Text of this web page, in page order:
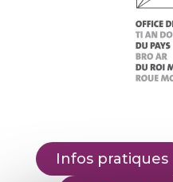
Infos pratiques